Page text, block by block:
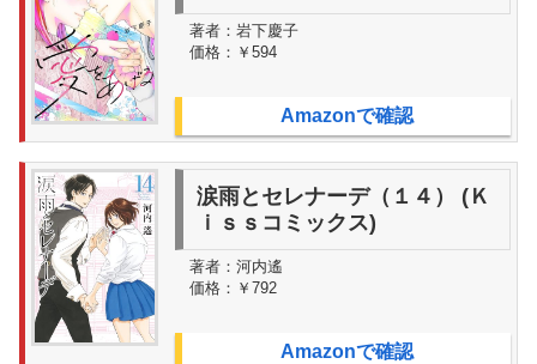
著者： 岩下慶子
価格： ￥594
Amazonで確認
涙雨とセレナーデ（１４） (Ｋ
ｉｓｓコミックス)
著者： 河内遙
価格： ￥792
Amazonで確認